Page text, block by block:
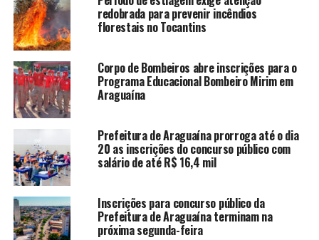
redobrada para prevenir incêndios
florestais no Tocantins
Corpo de Bombeiros abre inscrições para o
Programa Educacional Bombeiro Mirim em
Araguaína
Prefeitura de Araguaína prorroga até o dia
20 as inscrições do concurso público com
salário de até R$ 16,4 mil
Inscrições para concurso público da
Prefeitura de Araguaína terminam na
próxima segunda-feira